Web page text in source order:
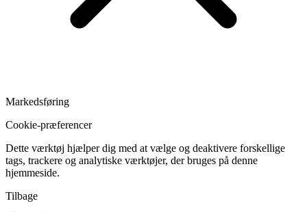
Markedsføring
Cookie-præferencer
Dette værktøj hjælper dig med at vælge og deaktivere forskellige
tags, trackere og analytiske værktøjer, der bruges på denne
hjemmeside.
Tilbage